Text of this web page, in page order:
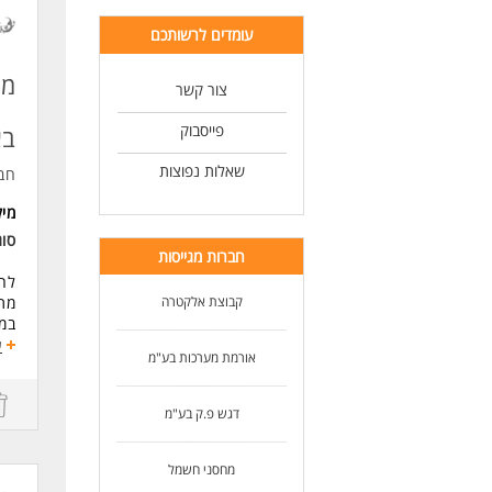
עומדים לרשותכם
צור קשר
פייסבוק
שאלות נפוצות
חברות מגייסות
קבוצת אלקטרה
אורמת מערכות בע"מ
דגש פ.ק בע"מ
מחסני חשמל